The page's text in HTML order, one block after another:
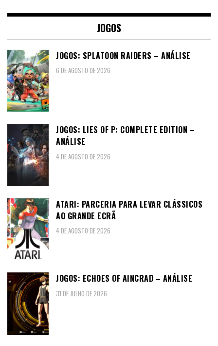
JOGOS
JOGOS: SPLATOON RAIDERS – ANÁLISE
6 DE AGOSTO DE 2026
JOGOS: LIES OF P: COMPLETE EDITION –
ANÁLISE
4 DE AGOSTO DE 2026
ATARI: PARCERIA PARA LEVAR CLÁSSICOS
AO GRANDE ECRÃ
4 DE AGOSTO DE 2026
JOGOS: ECHOES OF AINCRAD – ANÁLISE
31 DE JULHO DE 2026